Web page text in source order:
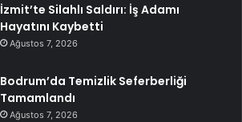
İzmit’te Silahlı Saldırı: İş Adamı
Hayatını Kaybetti
Ağustos 7, 2026
Bodrum’da Temizlik Seferberliği
Tamamlandı
Ağustos 7, 2026